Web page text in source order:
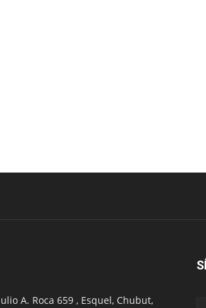
A. Roca 659 , Esquel, Chubut,